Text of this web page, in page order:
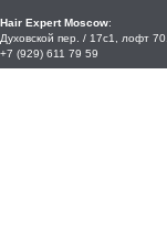
Hair Expert Moscow:
Духовской пер. / 17с1, лофт 70.
+7 (929) 611 79 59